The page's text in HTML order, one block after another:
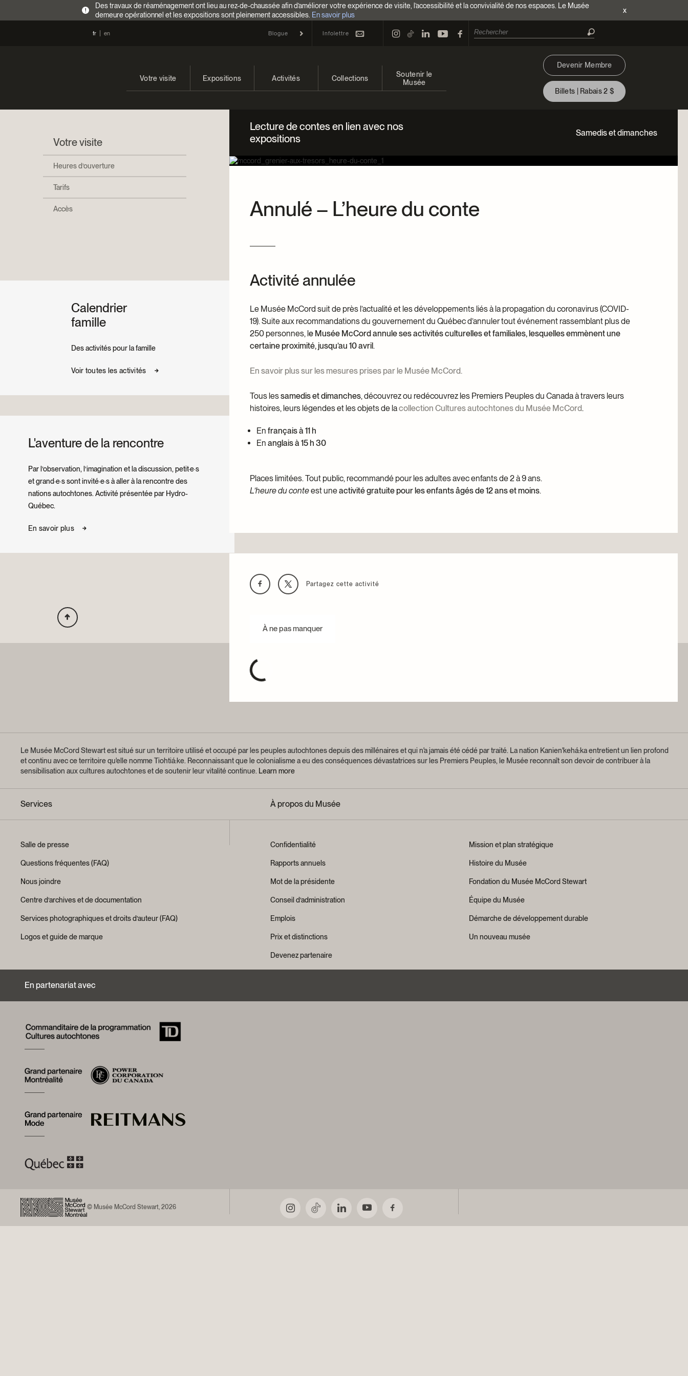
!
Des travaux de réaménagement ont lieu au rez-de-chaussée afin d’améliorer votre expérience de visite, l’accessibilité et la convivialité de nos espaces. Le Musée
demeure opérationnel et les expositions sont pleinement accessibles. En savoir plus
x
fr en Blogue Infolettre
Votre visite Expositions
Expositions passées
Activités
Familles
Collections
Collections en ligne
documentation
Soutenir le
Musée
Campagne annuelle
Devenir Membre
Billets | Rabais 2 $
Votre visite
Heures d’ouverture
Tarifs
Accès
Calendrier
famille
Des activités pour la famille
Voir toutes les activités
L'aventure de la rencontre
Par l’observation, l’imagination et la discussion, petit·e·s
et grand·e·s sont invité·e·s à aller à la rencontre des
nations autochtones. Activité présentée par Hydro-
Québec.
En savoir plus
Lecture de contes en lien avec nos
expositions
Samedis et dimanches
Annulé – L’heure du conte
Activité annulée
Le Musée McCord suit de près l’actualité et les développements liés à la propagation du coronavirus (COVID-
19). Suite aux recommandations du gouvernement du Québec d’annuler tout événement rassemblant plus de
250 personnes, le Musée McCord annule ses activités culturelles et familiales, lesquelles emmènent une
certaine proximité, jusqu’au 10 avril.
En savoir plus sur les mesures prises par le Musée McCord.
Tous lessamedis et dimanches, découvrez ou redécouvrez les Premiers Peuples du Canada à travers leurs
histoires, leurs légendes et les objets de lacollection Cultures autochtones du Musée McCord.
En français à 11 h
En anglais à 15 h 30
Places limitées. Tout public, recommandé pour les adultes avec enfants de 2 à 9 ans.
L’heure du conteest uneactivité gratuite pour les enfants âgés de 12 ans et moins.
Partagez cette activité
À ne pas manquer
Le Musée McCord Stewart est situé sur un territoire utilisé et occupé par les peuples autochtones depuis des millénaires et qui n'a jamais été cédé par traité. La nation Kanien'kehá:ka entretient un lien profond
et continu avec ce territoire qu'elle nomme Tiohtiá:ke. Reconnaissant que le colonialisme a eu des conséquences dévastatrices sur les Premiers Peuples, le Musée reconnaît son devoir de contribuer à la
sensibilisation aux cultures autochtones et de soutenir leur vitalité continue. Learn more
Services
Salle de presse
Questions fréquentes (FAQ)
Nous joindre
Centre d’archives et de documentation
Services photographiques et droits d’auteur (FAQ)
Logos et guide de marque
À propos du Musée
Confidentialité Mission et plan stratégique
Rapports annuels Histoire du Musée
Mot de la présidente Fondation du Musée McCord Stewart
Conseil d’administration Équipe du Musée
Emplois Démarche de développement durable
Prix et distinctions Un nouveau musée
Devenez partenaire
En partenariat avec
© Musée McCord Stewart, 2026